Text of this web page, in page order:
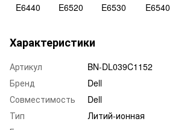
E6440
E6520
E6530
E6540
Характеристики
Артикул
BN-DL039C1152
Бренд
Dell
Совместимость
Dell
Тип
Литий-ионная